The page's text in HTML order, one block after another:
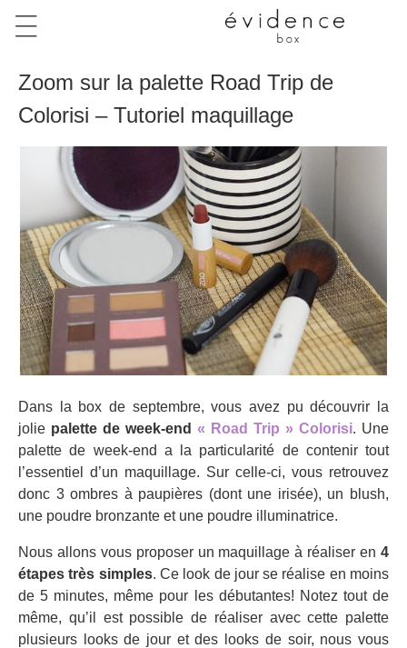
Zoom sur la palette Road Trip de
Colorisi – Tutoriel maquillage
Dans la box de septembre, vous avez pu découvrir la
jolie palette de week-end « Road Trip » Colorisi. Une
palette de week-end a la particularité de contenir tout
l’essentiel d’un maquillage. Sur celle-ci, vous retrouvez
donc 3 ombres à paupières (dont une irisée), un blush,
une poudre bronzante et une poudre illuminatrice.
Nous allons vous proposer un maquillage à réaliser en 4
étapes très simples. Ce look de jour se réalise en moins
de 5 minutes, même pour les débutantes! Notez tout de
même, qu’il est possible de réaliser avec cette palette
plusieurs looks de jour et des looks de soir, nous vous